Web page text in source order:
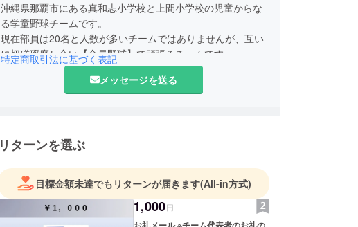
沖縄県那覇市にある真和志小学校と上間小学校の児童からな
る学童野球チームです。
現在部員は20名と人数が多いチームではありませんが、互い
に切磋琢磨し合い【全員野球】で頑張るチームです。
特定商取引法に基づく表記
メッセージを送る
リターンを選ぶ
目標金額未達でもリターンが届きます(All-in方式)
1,000円